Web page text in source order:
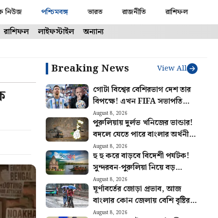
নিউজ পশ্চিমবঙ্গ ভারত রাজনীতি রাশিফল
রাশিফল লাইফস্টাইল অন্যান্য
Breaking News View All
গোটা বিশ্বের বেশিরভাগ দেশ তার
বিপক্ষে! এখন FIFA সভাপতি
ইনফান্তিনোর পাশে দাঁড়ালো মেসির
আর্জেন্টিনা
August 8, 2026
পুরুলিয়ায় দুর্লভ খনিজের ভান্ডার!
বদলে যেতে পারে বাংলার অর্থনীতি,
মিলবে প্রচুর কর্মসংস্থান
August 8, 2026
হু হু করে বাড়বে বিদেশী পর্যটক!
সুন্দরবন-পুরুলিয়া নিয়ে বড়
পরিকল্পনা রাজ্য সরকারের
August 8, 2026
ঘূর্ণাবর্তের জোড়া প্রভাব, আজ
বাংলার কোন জেলায় বেশি বৃষ্টির
সম্ভাবনা? আজকের আবহাওয়ার
August 8, 2026